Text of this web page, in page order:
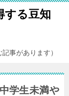
する豆知
事があります）
学生未満や